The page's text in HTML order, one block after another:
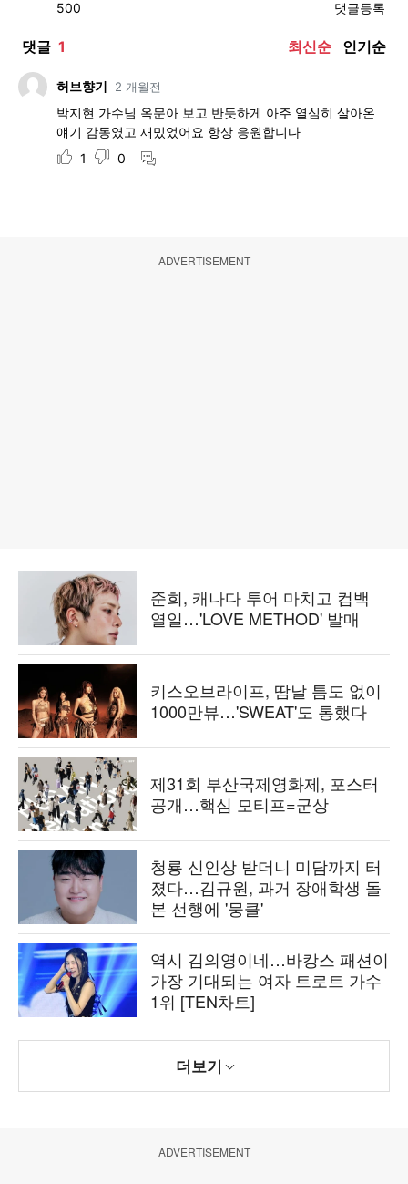
ADVERTISEMENT
준희, 캐나다 투어 마치고 컴백
열일…'LOVE METHOD' 발매
키스오브라이프, 땀날 틈도 없이
1000만뷰…'SWEAT'도 통했다
제31회 부산국제영화제, 포스터
공개…핵심 모티프=군상
청룡 신인상 받더니 미담까지 터
졌다…김규원, 과거 장애학생 돌
본 선행에 '뭉클'
역시 김의영이네…바캉스 패션이
가장 기대되는 여자 트로트 가수
1위 [TEN차트]
더보기
ADVERTISEMENT